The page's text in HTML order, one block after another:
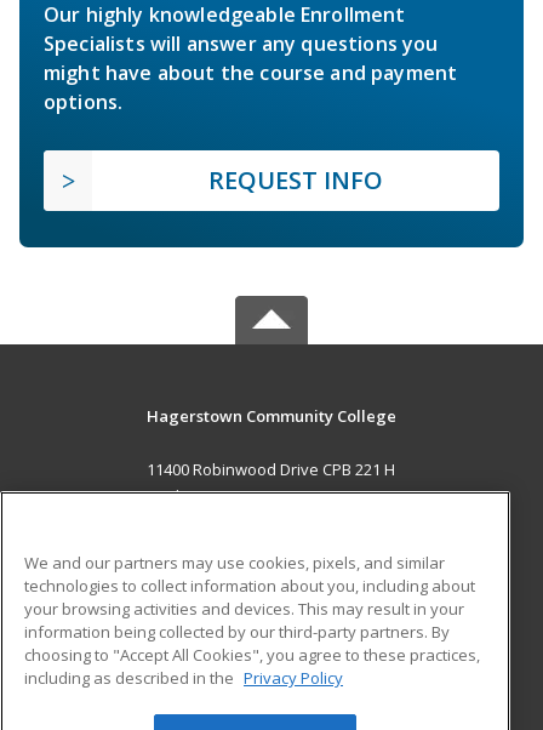
Our highly knowledgeable Enrollment
Specialists will answer any questions you
might have about the course and payment
options.
REQUEST INFO
Hagerstown Community College
11400 Robinwood Drive CPB 221 H
hagerstown, MD 21742 US
Career Training
ADDITIONAL RESOURCES
Military
Help
Student Blog
We and our partners may use cookies, pixels, and similar
technologies to collect information about you, including about
your browsing activities and devices. This may result in your
information being collected by our third-party partners. By
choosing to "Accept All Cookies", you agree to these practices,
including as described in the Privacy Policy